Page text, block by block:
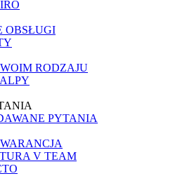
OBSŁUGI
RODZAJU
PYTANIA
V TEAM